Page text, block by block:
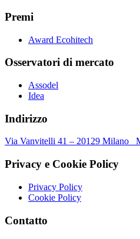
Premi
Award Ecohitech
Osservatori di mercato
Assodel
Idea
Indirizzo
Via Vanvitelli 41 – 20129 Milano
Privacy e Cookie Policy
Privacy Policy
Cookie Policy
Contatto